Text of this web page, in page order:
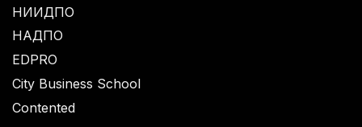
НИИДПО
НАДПО
EDPRO
City Business School
Contented